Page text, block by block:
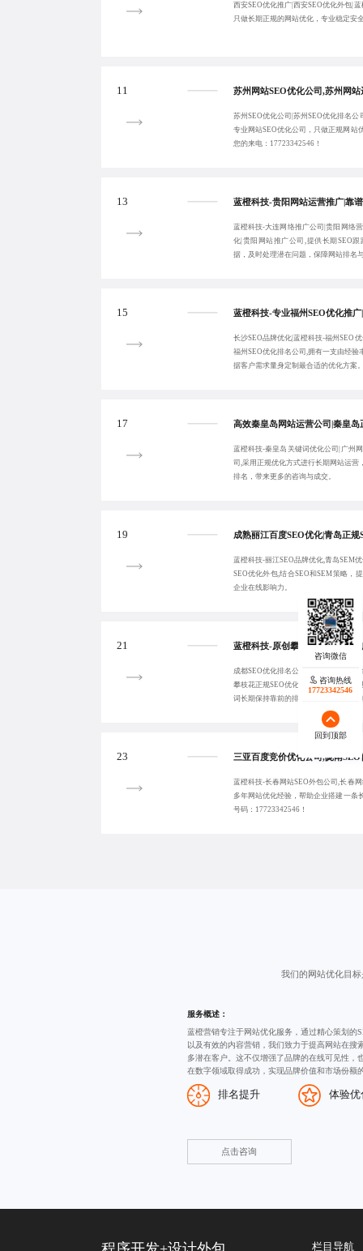
西安SEO优化推广|西安SEO优化外包|
只做长期正规的网站优化，专业稳定安
11
苏州SEO优化公司|苏州SEO优化排名
专业网站SEO优化公司，只做正规网站
您的来电：17723342546！
13
蓝橙科技-大连网络推广公司|贵阳网络
化|贵阳网站推广公司,提供长期SEO
据，及时处理潜在问题，保障网站排名
15
长沙SEO品牌优化|蓝橙科技-福州SEO
福州SEO优化排名公司,拥有一支由经验
据客户需求量身定制最合适的优化方案
17
蓝橙科技-秦皇岛关键词优化公司|广州
司,采用正规优化方式进行长期网站运营
排名，带来更多的咨询与成交。
19
蓝橙科技-丽江SEO品牌优化,青岛SEM
SEO优化外包,结合SEO和SEM策略，
企业在线影响力。
21
成都SEO优化排名公司,蓝橙科技-宁波
攀枝花正规SEO优化,采用正规优化方式
词长期保持靠前的排名，带来更多的咨
23
蓝橙科技-长春网站SEO外包公司,长春
多年网站优化经验，帮助企业搭建一条
号码：17723342546！
我们的网站优化目标
服务概述：
蓝橙营销专注于网站优化服务，通过精心策划的
以及有效的内容营销，我们致力于提高网站在搜
多潜在客户。这不仅增强了品牌的在线可见性，
在数字领域取得成功，实现品牌价值和市场份额
排名提升 体验优
点击咨询
咨询热线
17723342546
回到顶部
栏目导航